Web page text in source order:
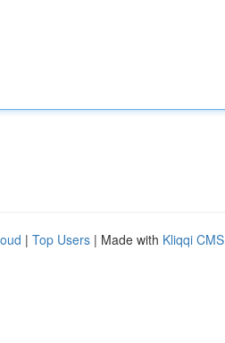
| Top Users | Made with Kliqqi CMS